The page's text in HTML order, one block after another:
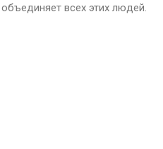
всех этих людей.